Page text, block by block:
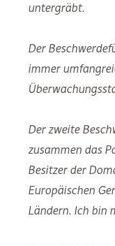
untergräbt.
Der
immer
Der zweite
zusammen das
Besitzer der
Europäischen
Ländern. Ich bin